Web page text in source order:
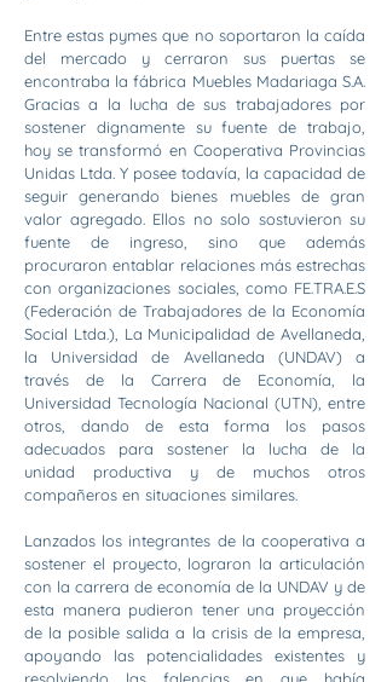
Entre estas pymes que no soportaron la caída
del mercado y cerraron sus puertas se
encontraba la fábrica Muebles Madariaga S.A.
Gracias a la lucha de sus trabajadores por
sostener dignamente su fuente de trabajo,
hoy se transformó en Cooperativa Provincias
Unidas Ltda. Y posee todavía, la capacidad de
seguir generando bienes muebles de gran
valor agregado. Ellos no solo sostuvieron su
fuente de ingreso, sino que además
procuraron entablar relaciones más estrechas
con organizaciones sociales, como FE.TRA.E.S
(Federación de Trabajadores de la Economía
Social Ltda.), La Municipalidad de Avellaneda,
la Universidad de Avellaneda (UNDAV) a
través de la Carrera de Economía, la
Universidad Tecnología Nacional (UTN), entre
otros, dando de esta forma los pasos
adecuados para sostener la lucha de la
unidad productiva y de muchos otros
compañeros en situaciones similares.
Lanzados los integrantes de la cooperativa a
sostener el proyecto, lograron la articulación
con la carrera de economía de la UNDAV y de
esta manera pudieron tener una proyección
de la posible salida a la crisis de la empresa,
apoyando las potencialidades existentes y